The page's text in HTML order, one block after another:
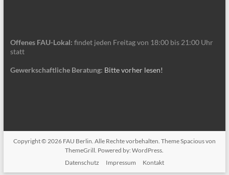
Offenes FAU-Lokal: findet jeden Freitag von 18:00 bis 21:00 Uhr
statt
Gewerkschaftliche Beratung: Bitte vorher lesen!
Copyright © 2026 FAU Berlin . Alle Rechte vorbehalten. ThemeSpaciousvon
ThemeGrill. Powered by:WordPress
Datenschutz
Impressum Kontakt